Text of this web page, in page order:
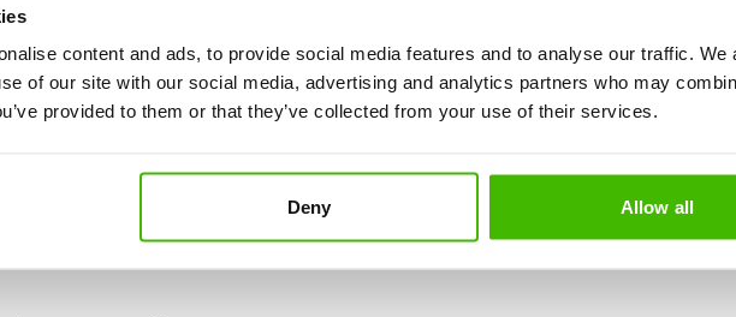
content and ads, to provide social media features and to analyse our traffic. We
of our site with our social media, advertising and analytics partners who may
provided to them or that they’ve collected from your use of their services.
Deny Allow all
(нощувка, храна, транспорт)
движение
считат за извънредни обстоятелства.